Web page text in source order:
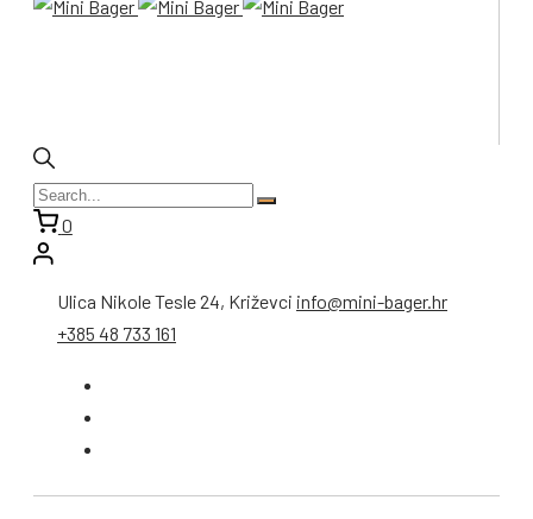
0
Ulica Nikole Tesle 24, Križevci info@mini-bager.hr
+385 48 733 161